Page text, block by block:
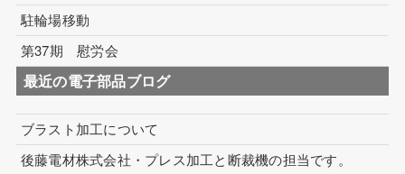
駐輪場移動
第37期 慰労会
最近の電子部品ブログ
ブラスト加工について
後藤電材株式会社・プレス加工と断裁機の担当です。